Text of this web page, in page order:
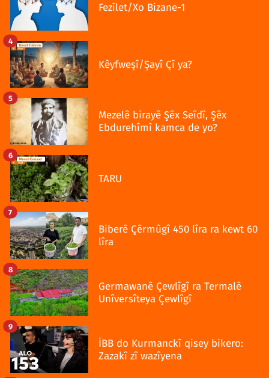
Fezîlet/Xo Bizane-1
Kêyfweşî/Şayî Çî ya?
4
Mezelê birayê Şêx Seîdî, Şêx
Ebdurehîmî kamca de yo?
5
TARU
6
Biberê Çêrmûgî 450 lîra ra kewt 60
lîra
7
Germawanê Çewlîgî ra Termalê
Unîversîteya Çewlîgî
8
İBB do Kurmanckî qisey bikero:
Zazakî zî wazîyena
9